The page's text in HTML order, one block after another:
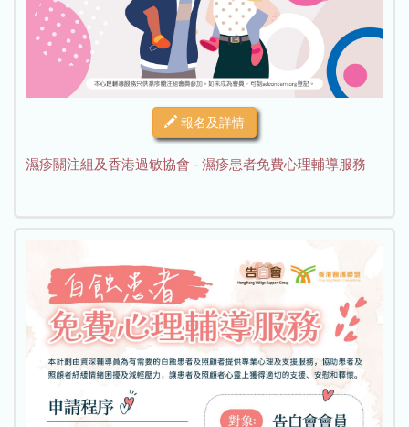
報名及詳情
濕疹關注組及香港過敏協會 - 濕疹患者免費心理輔導服務